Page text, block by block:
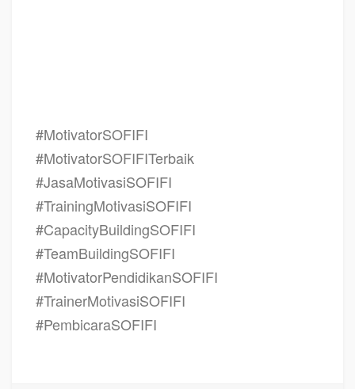
#MotivatorSOFIFI
#MotivatorSOFIFITerbaik
#JasaMotivasiSOFIFI
#TrainingMotivasiSOFIFI
#CapacityBuildingSOFIFI
#TeamBuildingSOFIFI
#MotivatorPendidikanSOFIFI
#TrainerMotivasiSOFIFI
#PembicaraSOFIFI